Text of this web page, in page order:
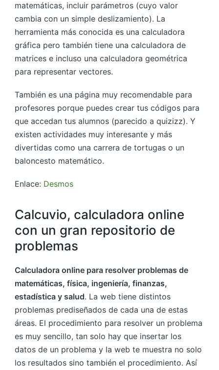
matemáticas, incluir parámetros (cuyo valor
cambia con un simple deslizamiento). La
herramienta más conocida es una calculadora
gráfica pero también tiene una calculadora de
matrices e incluso una calculadora geométrica
para representar vectores.
También es una página muy recomendable para
profesores porque puedes crear tus códigos para
que accedan tus alumnos (parecido a quizizz). Y
existen actividades muy interesante y más
divertidas como una carrera de tortugas o un
baloncesto matemático.
Enlace: Desmos
Calcuvio, calculadora online
con un gran repositorio de
problemas
Calculadora online para resolver problemas de
matemáticas, física, ingeniería, finanzas,
estadística y salud. La web tiene distintos
problemas prediseñados de cada una de estas
áreas. El procedimiento para resolver un problema
es muy sencillo, tan solo hay que insertar los
datos de un problema y la web te muestra no solo
los resultados sino también el procedimiento. Así